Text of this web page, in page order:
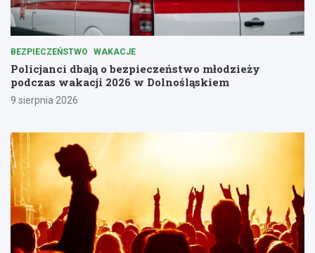
BEZPIECZEŃSTWO WAKACJE
Policjanci dbają o bezpieczeństwo młodzieży
podczas wakacji 2026 w Dolnośląskiem
9 sierpnia 2026